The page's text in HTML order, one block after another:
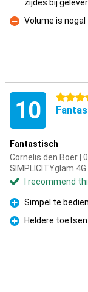
zijdes bij
Con
Volume is nogal
10 5 stars
Fantastisch
Cornelis den Boer |
I recommend
Pro
Simpel te
Pro
Heldere toetsen